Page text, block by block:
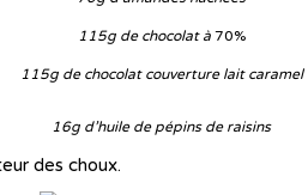
115g de chocolat à 70%
115g de chocolat couverture lait caramel
16g d’huile de pépins de raisins
des choux.